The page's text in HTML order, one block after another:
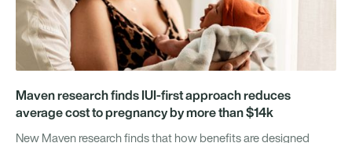
Maven research finds IUI-first approach reduces
average cost to pregnancy by more than $14k
New Maven research finds that how benefits are designed